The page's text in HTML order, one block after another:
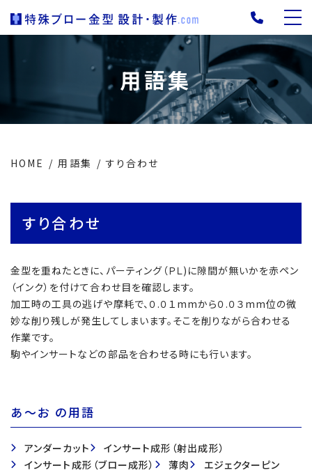
用語集
HOME 用語集 すり合わせ
すり合わせ
金型を重ねたときに、パーティング（ＰＬ)に隙間が無いかを赤ペン
（インク）を付けて合わせ目を確認します。
加工時の工具の逃げや摩耗で、０.０１mmから０.０３mm位の微
妙な削り残しが発生してしまいます。そこを削りながら合わせる
作業です。
駒やインサートなどの部品を合わせる時にも行います。
あ〜お の用語
アンダーカット
インサート成形（射出成形）
インサート成形（ブロー成形）
薄肉
エジェクターピン